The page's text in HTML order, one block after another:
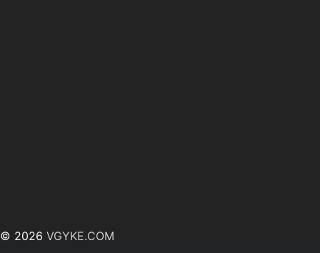
© 2026 VGYKE.COM